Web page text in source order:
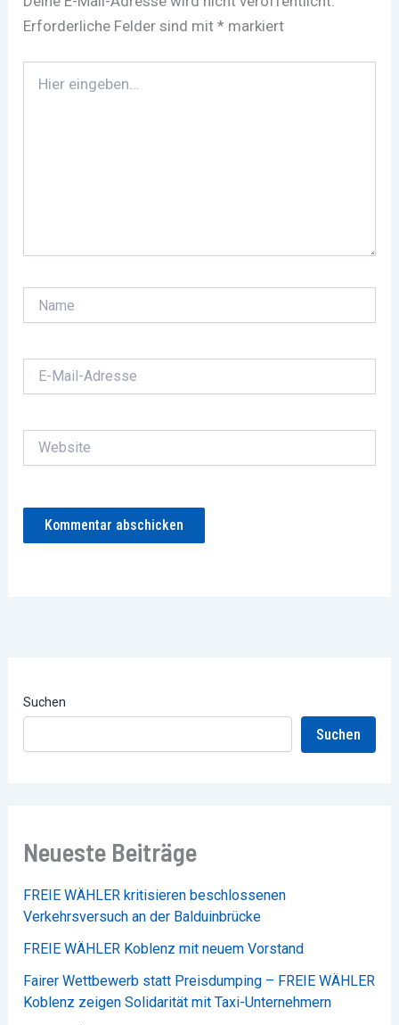
Erforderliche Felder sind mit* markiert
eingeben…
Mail-
Suchen
Suchen
Neueste Beiträge
FREIE WÄHLER kritisieren beschlossenen
Verkehrsversuch an der Balduinbrücke
FREIE WÄHLER Koblenz mit neuem Vorstand
Fairer Wettbewerb statt Preisdumping – FREIE WÄHLER
Koblenz zeigen Solidarität mit Taxi-Unternehmern